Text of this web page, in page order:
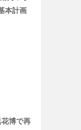
本計画
博で再